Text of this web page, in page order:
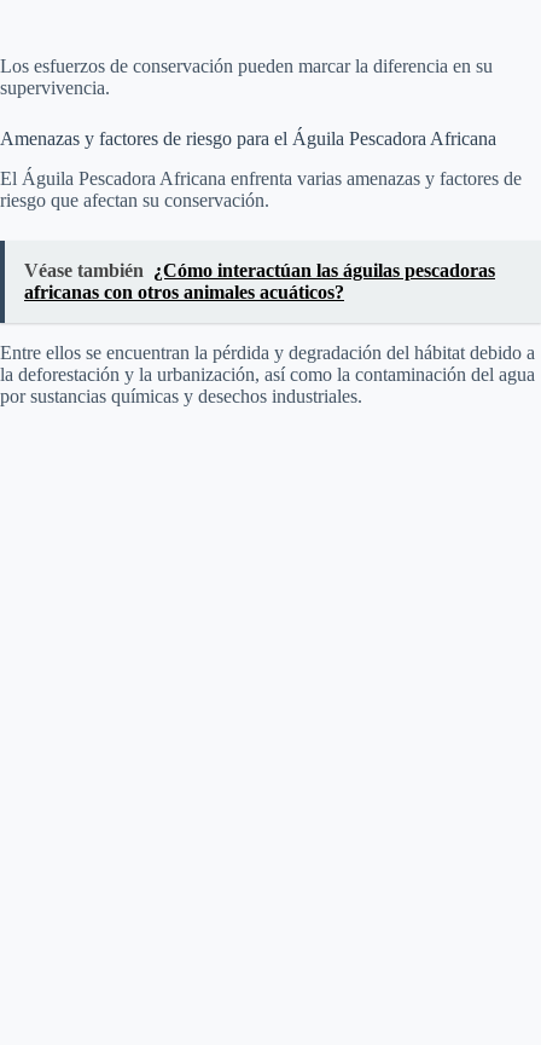
Los esfuerzos de conservación pueden marcar la diferencia en su
supervivencia.
Amenazas y factores de riesgo para el Águila Pescadora Africana
El Águila Pescadora Africana enfrenta varias amenazas y factores de
riesgo que afectan su conservación.
Véase también ¿Cómo interactúan las águilas pescadoras
africanas con otros animales acuáticos?
Entre ellos se encuentran la pérdida y degradación del hábitat debido a
la deforestación y la urbanización, así como la contaminación del agua
por sustancias químicas y desechos industriales.